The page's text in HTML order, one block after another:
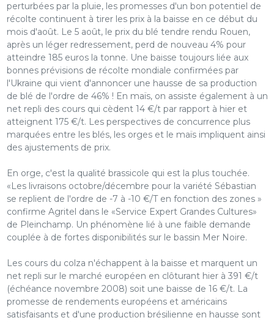
perturbées par la pluie, les promesses d'un bon potentiel de
récolte continuent à tirer les prix à la baisse en ce début du
mois d'août. Le 5 août, le prix du blé tendre rendu Rouen,
après un léger redressement, perd de nouveau 4% pour
atteindre 185 euros la tonne. Une baisse toujours liée aux
bonnes prévisions de récolte mondiale confirmées par
l'Ukraine qui vient d'annoncer une hausse de sa production
de blé de l'ordre de 46% ! En maïs, on assiste également à un
net repli des cours qui cèdent 14 €/t par rapport à hier et
atteignent 175 €/t. Les perspectives de concurrence plus
marquées entre les blés, les orges et le maïs impliquent ainsi
des ajustements de prix.
En orge, c'est la qualité brassicole qui est la plus touchée.
«Les livraisons octobre/décembre pour la variété Sébastian
se replient de l'ordre de -7 à -10 €/T en fonction des zones »
confirme Agritel dans le «Service Expert Grandes Cultures»
de Pleinchamp. Un phénomène lié à une faible demande
couplée à de fortes disponibilités sur le bassin Mer Noire.
Les cours du colza n'échappent à la baisse et marquent un
net repli sur le marché européen en clôturant hier à 391 €/t
(échéance novembre 2008) soit une baisse de 16 €/t. La
promesse de rendements européens et américains
satisfaisants et d'une production brésilienne en hausse sont